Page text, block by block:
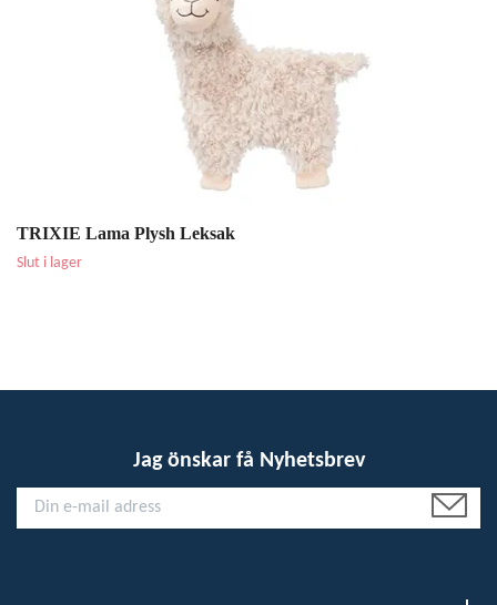
TRIXIE Lama Plysh Leksak
Slut i lager
Jag önskar få Nyhetsbrev